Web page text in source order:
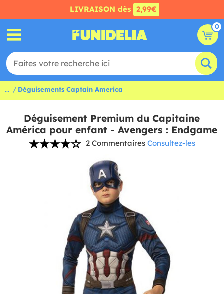
LIVRAISON dès 2,99€
0
... Déguisements Captain America
Déguisement Premium du Capitaine
América pour enfant - Avengers : Endgame
2 Commentaires Consultez-les